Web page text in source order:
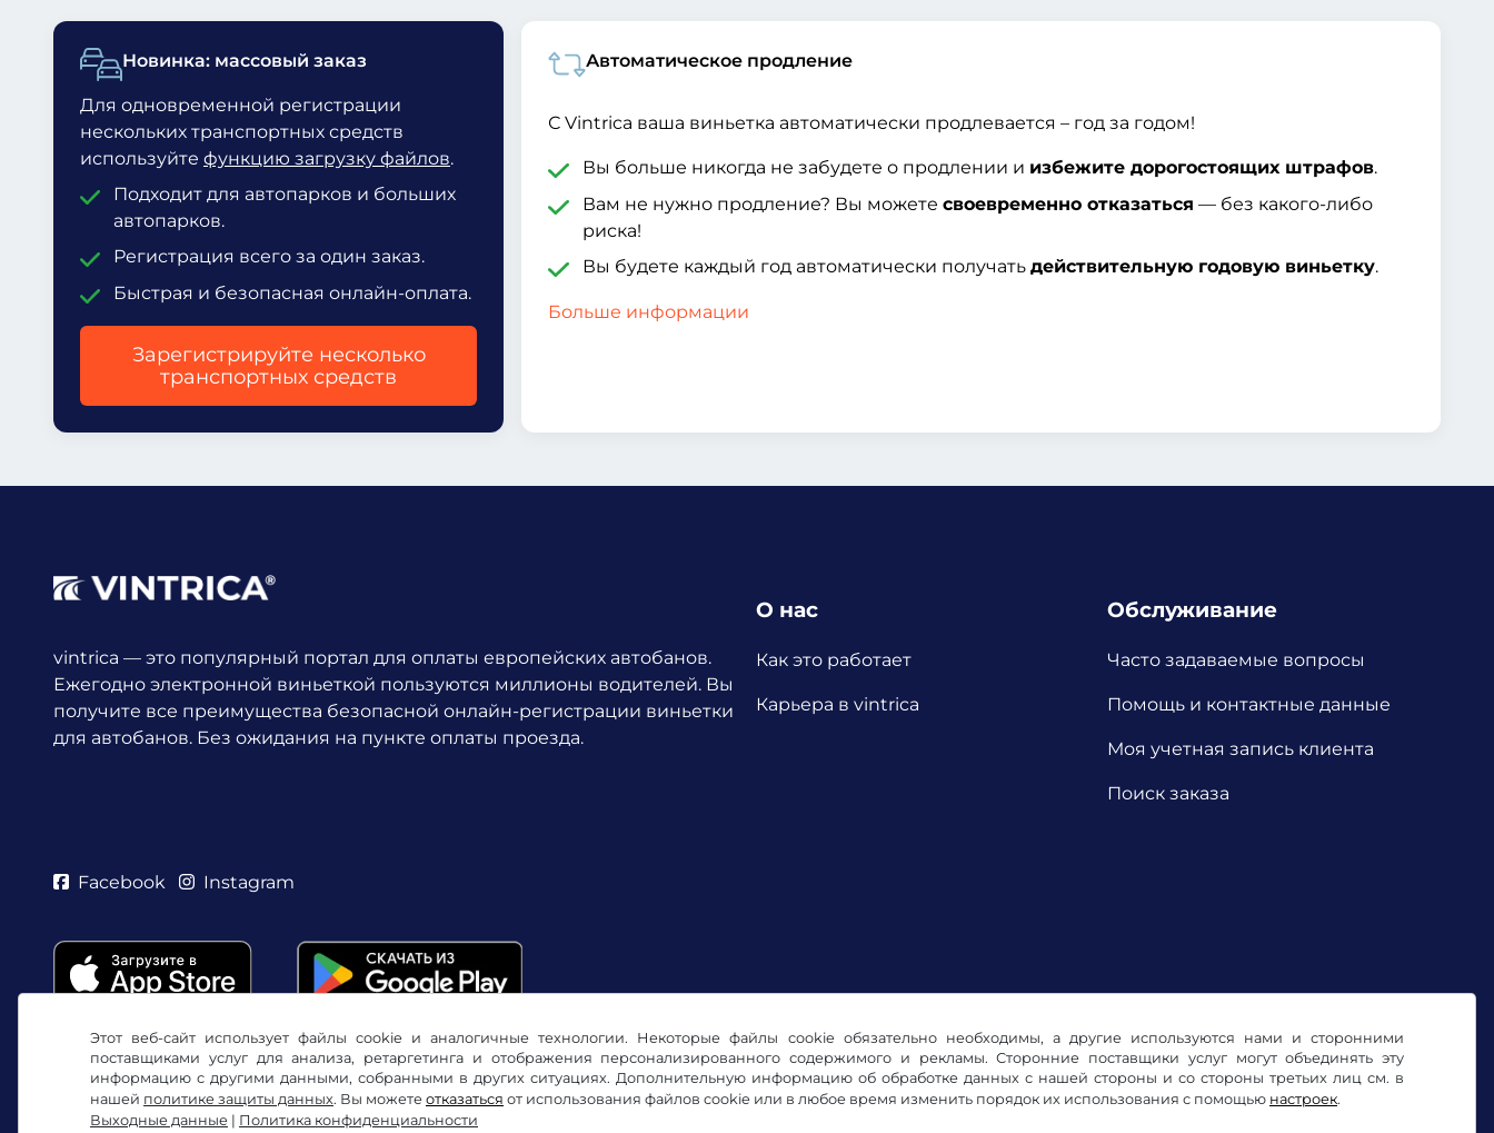
Этот веб-сайт использует файлы cookie и аналогичные технологии. Некоторые файлы cookie обязательно необходимы, а другие используются нами и сторонними
поставщиками услуг для анализа, ретаргетинга и отображения персонализированного содержимого и рекламы. Сторонние поставщики услуг могут объединять эту
информацию с другими данными, собранными в других ситуациях. Дополнительную информацию об обработке данных с нашей стороны и со стороны третьих лиц см. в
нашей политике защиты данных. Вы можете отказаться от использования файлов cookie или в любое время изменить порядок их использования с помощью настроек.
Выходные данные | Политика конфиденциальности
Новинка: массовый заказ
Для одновременной регистрации
нескольких транспортных средств
используйте функцию загрузку файлов.
Подходит для автопарков и больших
автопарков.
Регистрация всего за один заказ.
Быстрая и безопасная онлайн-оплата.
Зарегистрируйте несколько
транспортных средств
Автоматическое продление
С Vintrica ваша виньетка автоматически продлевается – год за годом!
Вы больше никогда не забудете о продлении и избежите дорогостоящих штрафов.
Вам не нужно продление? Вы можете своевременно отказаться — без какого-либо
риска!
Вы будете каждый год автоматически получать действительную годовую виньетку.
Больше информации
vintrica — это популярный портал для оплаты европейских автобанов.
Ежегодно электронной виньеткой пользуются миллионы водителей. Вы
получите все преимущества безопасной онлайн-регистрации виньетки
для автобанов. Без ожидания на пункте оплаты проезда.
О нас
Как это работает
Карьера в vintrica
Обслуживание
Часто задаваемые вопросы
Помощь и контактные данные
Моя учетная запись клиента
Поиск заказа
Facebook Instagram